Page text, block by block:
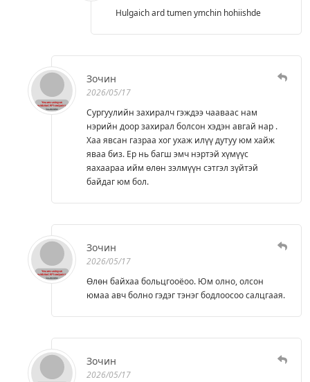
Hulgaich ard tumen ymchin hohiishde
Зочин
2026/05/17
Сургуулийн захиралч гэждээ чааваас нам
нэрийн доор захирал болсон хэдэн авгай нар .
Хаа явсан газраа хог ухаж илүү дутуу юм хайж
яваа биз. Ер нь багш эмч нэртэй хүмүүс
яахаараа ийм өлөн зэлмүүн сэтгэл зүйтэй
байдаг юм бол.
Зочин
2026/05/17
Өлөн байхаа больцгооёоо. Юм олно, олсон
юмаа авч болно гэдэг тэнэг бодлоосоо салцгаая.
Зочин
2026/05/17